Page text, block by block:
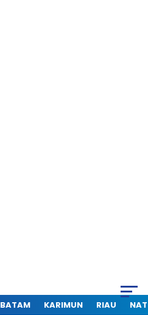
BATAM KARIMUN RIAU